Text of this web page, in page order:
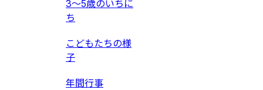
3〜5歳のいちに
ち
こどもたちの様
子
年間行事